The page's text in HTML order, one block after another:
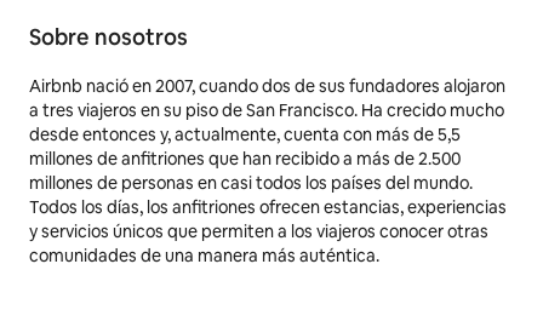
Sobre nosotros
Airbnb nació en 2007, cuando dos de sus fundadores alojaron
a tres viajeros en su piso de San Francisco. Ha crecido mucho
desde entonces y, actualmente, cuenta con más de 5,5
millones de anfitriones que han recibido a más de 2.500
millones de personas en casi todos los países del mundo.
Todos los días, los anfitriones ofrecen estancias, experiencias
y servicios únicos que permiten a los viajeros conocer otras
comunidades de una manera más auténtica.